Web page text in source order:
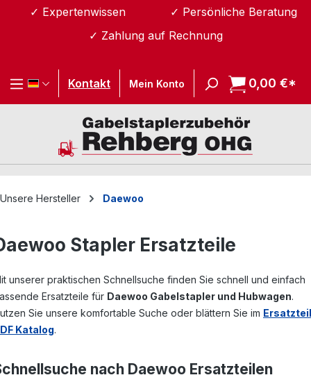
Zum Hauptinhalt springen
✓ Expertenwissen
✓ Persönliche Beratung
✓ Zahlung auf Rechnung
Kontakt Mein Konto 0,00 €*
Unsere Hersteller Daewoo
Stapler Ersatzteile
unserer praktischen Schnellsuche finden Sie schnell und einfach
Ersatzteile für Daewoo Gabelstapler und Hubwagen.
Sie unsere komfortable Suche oder blättern Sie im Ersatzteil
Katalog.
nach Daewoo Ersatzteilen